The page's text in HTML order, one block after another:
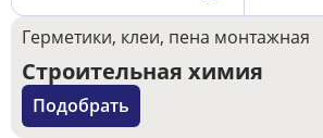
Герметики, клеи, пена монтажная
Строительная химия
Подобрать